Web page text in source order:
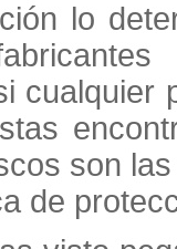
lo
cualquier
son
de